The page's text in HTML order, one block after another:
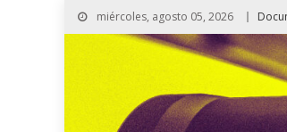
miércoles, agosto 05, 2026